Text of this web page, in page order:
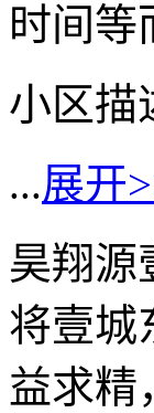
时间
小区描
...展开
昊翔源
将壹城
益求